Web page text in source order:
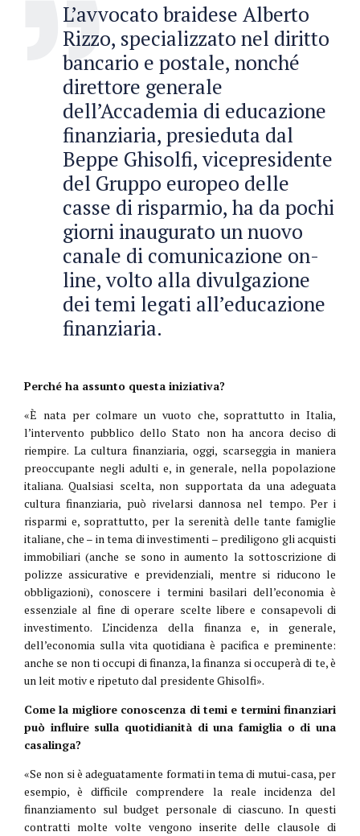
L’avvocato braidese Alberto
Rizzo, specializzato nel diritto
bancario e postale, nonché
direttore generale
dell’Accademia di educazione
finanziaria, presieduta dal
Beppe Ghisolfi, vicepresidente
del Gruppo europeo delle
casse di risparmio, ha da pochi
giorni inaugurato un nuovo
canale di comunicazione on-
line, volto alla divulgazione
dei temi legati all’educazione
finanziaria.
Perché ha assunto questa iniziativa?
«È nata per colmare un vuoto che, soprattutto in Italia,
l’intervento pubblico dello Stato non ha ancora deciso di
riempire. La cultura finanziaria, oggi, scarseggia in maniera
preoccupante negli adulti e, in generale, nella popolazione
italiana. Qualsiasi scelta, non supportata da una adeguata
cultura finanziaria, può rivelarsi dannosa nel tempo. Per i
risparmi e, soprattutto, per la serenità delle tante famiglie
italiane, che – in tema di investimenti – prediligono gli acquisti
immobiliari (anche se sono in aumento la sottoscrizione di
polizze assicurative e previdenziali, mentre si riducono le
obbligazioni), conoscere i termini basilari dell’economia è
essenziale al fine di operare scelte libere e consapevoli di
investimento. L’incidenza della finanza e, in generale,
dell’economia sulla vita quotidiana è pacifica e preminente:
anche se non ti occupi di finanza, la finanza si occuperà di te, è
un leit motiv e ripetuto dal presidente Ghisolfi».
Come la migliore conoscenza di temi e termini finanziari
può influire sulla quotidianità di una famiglia o di una
casalinga?
«Se non si è adeguatamente formati in tema di mutui-casa, per
esempio, è difficile comprendere la reale incidenza del
finanziamento sul budget personale di ciascuno. In questi
contratti molte volte vengono inserite delle clausole di